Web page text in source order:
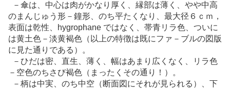
－傘は、中心は肉がかなり厚く、縁部は薄く、やや中高
のまんじゅう形－鐘形、のち平たくなり、最大径６ｃｍ，
表面は乾性、hygrophane ではなく、帯青リラ色、ついに
は黄土色－淡黄褐色（以上の特徴は既にファ－ブルの図版
に見た通りである）。
－ひだは密、直生、薄く、幅はあまり広くなく、リラ色
－空色のちさび褐色（まったくその通り！）。
－柄は中実、のち中空（断面図にそれが見られる）、下